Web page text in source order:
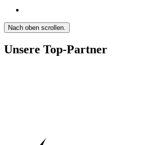
Nach oben scrollen.
Unsere Top-Partner